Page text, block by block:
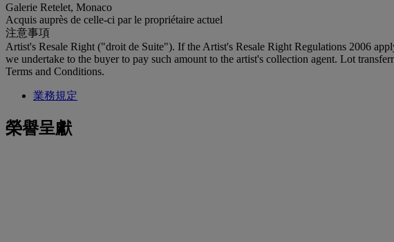
Galerie Retelet, Monaco
Acquis auprès de celle-ci par le propriétaire actuel
注意事項
Artist's Resale Right ("droit de Suite"). If the Artist's Resale Right Regulations 2006
we undertake to the buyer to pay such amount to the artist's collection agent. Lot
Terms and Conditions.
業務規定
榮譽呈獻